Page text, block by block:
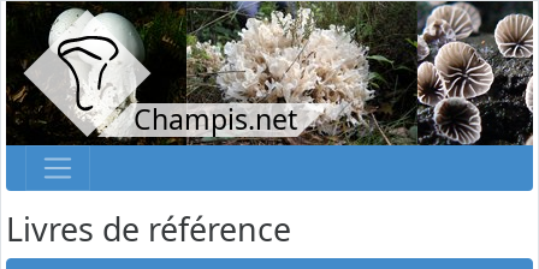
Champis.net
Livres de référence